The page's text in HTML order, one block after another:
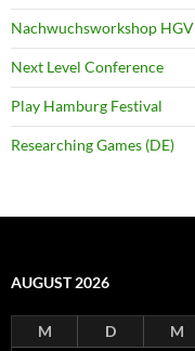
Nachwuchsworkshop HGV
Next Level Conference
Play Hamburg Festival
Researching Games (DE)
AUGUST 2026
M D M